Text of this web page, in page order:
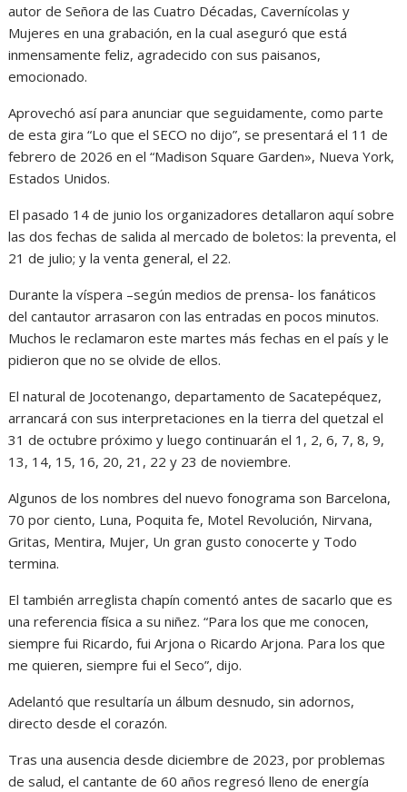
autor de Señora de las Cuatro Décadas, Cavernícolas y
Mujeres en una grabación, en la cual aseguró que está
inmensamente feliz, agradecido con sus paisanos,
emocionado.
Aprovechó así para anunciar que seguidamente, como parte
de esta gira “Lo que el SECO no dijo”, se presentará el 11 de
febrero de 2026 en el “Madison Square Garden», Nueva York,
Estados Unidos.
El pasado 14 de junio los organizadores detallaron aquí sobre
las dos fechas de salida al mercado de boletos: la preventa, el
21 de julio; y la venta general, el 22.
Durante la víspera –según medios de prensa- los fanáticos
del cantautor arrasaron con las entradas en pocos minutos.
Muchos le reclamaron este martes más fechas en el país y le
pidieron que no se olvide de ellos.
El natural de Jocotenango, departamento de Sacatepéquez,
arrancará con sus interpretaciones en la tierra del quetzal el
31 de octubre próximo y luego continuarán el 1, 2, 6, 7, 8, 9,
13, 14, 15, 16, 20, 21, 22 y 23 de noviembre.
Algunos de los nombres del nuevo fonograma son Barcelona,
70 por ciento, Luna, Poquita fe, Motel Revolución, Nirvana,
Gritas, Mentira, Mujer, Un gran gusto conocerte y Todo
termina.
El también arreglista chapín comentó antes de sacarlo que es
una referencia física a su niñez. “Para los que me conocen,
siempre fui Ricardo, fui Arjona o Ricardo Arjona. Para los que
me quieren, siempre fui el Seco”, dijo.
Adelantó que resultaría un álbum desnudo, sin adornos,
directo desde el corazón.
Tras una ausencia desde diciembre de 2023, por problemas
de salud, el cantante de 60 años regresó lleno de energía